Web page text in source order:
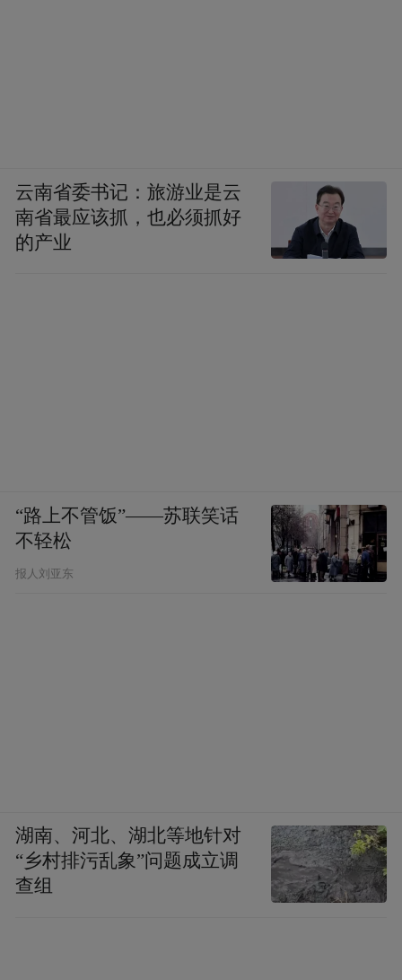
云南省委书记：旅游业是云
南省最应该抓，也必须抓好
的产业
“路上不管饭”——苏联笑话
不轻松
报人刘亚东
湖南、河北、湖北等地针对
“乡村排污乱象”问题成立调
查组